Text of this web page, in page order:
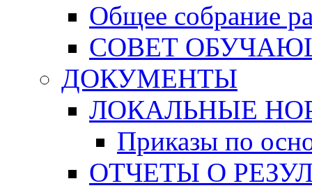
Общее собрание
СОВЕТ
ДОКУМЕНТЫ
ЛОКАЛЬНЫЕ
Приказы по
ОТЧЕТЫ О